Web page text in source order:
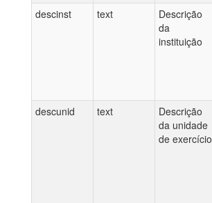
descinst text
Descrição
da
instituição
descunid text
Descrição
da unidade
de exercício